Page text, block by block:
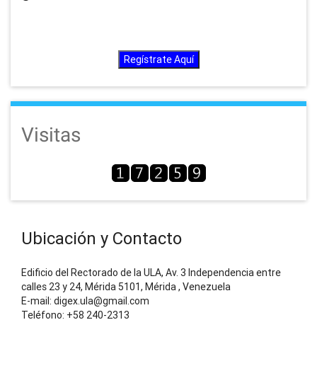
Regístrate Aquí
Visitas
Ubicación y Contacto
Edificio del Rectorado de la ULA, Av. 3 Independencia entre
calles 23 y 24, Mérida 5101, Mérida , Venezuela
E-mail: digex.ula@gmail.com
Teléfono: +58 240-2313